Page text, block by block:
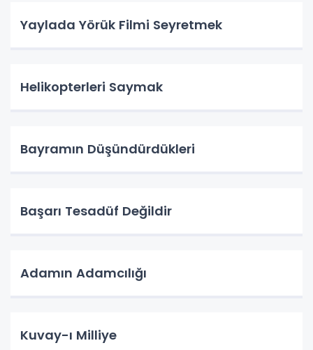
Yaylada Yörük Filmi Seyretmek
Helikopterleri Saymak
Bayramın Düşündürdükleri
Başarı Tesadüf Değildir
Adamın Adamcılığı
Kuvay-ı Milliye